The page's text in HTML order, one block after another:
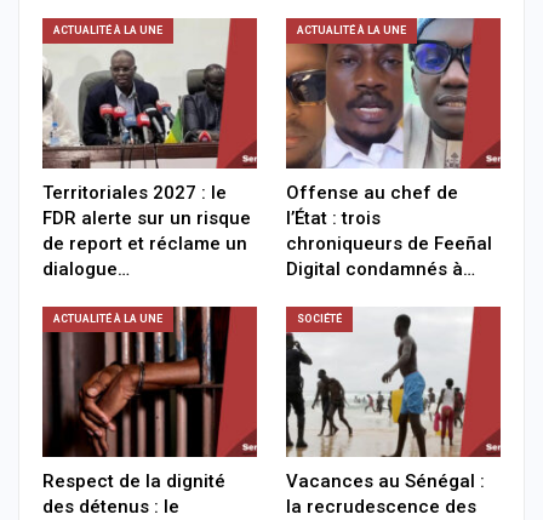
ACTUALITÉ À LA UNE
Territoriales 2027 : le
FDR alerte sur un risque
de report et réclame un
dialogue…
ACTUALITÉ À LA UNE
Offense au chef de
l’État : trois
chroniqueurs de Feeñal
Digital condamnés à…
ACTUALITÉ À LA UNE
Respect de la dignité
des détenus : le
SOCIÉTÉ
Vacances au Sénégal :
la recrudescence des